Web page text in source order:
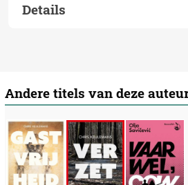
Details
Andere titels van deze